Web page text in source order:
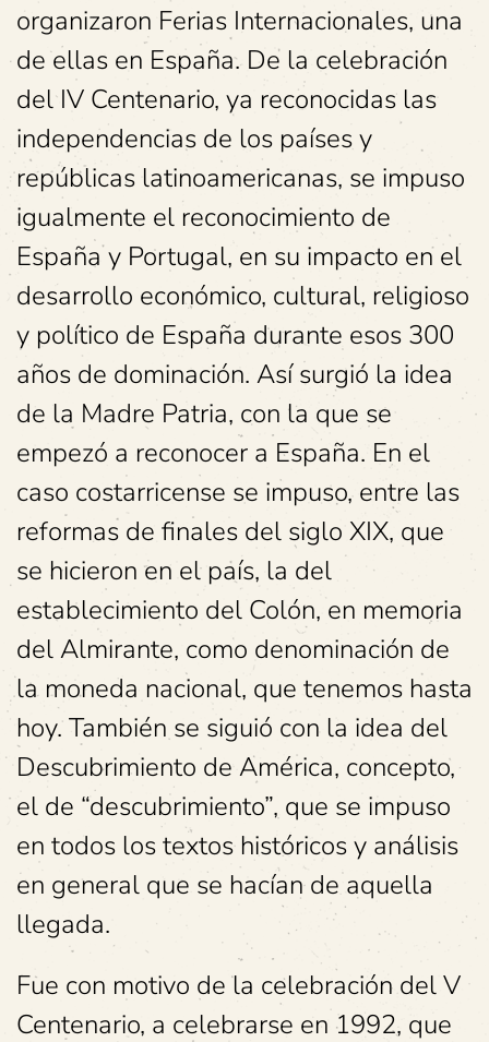
organizaron Ferias Internacionales, una
de ellas en España. De la celebración
del IV Centenario, ya reconocidas las
independencias de los países y
repúblicas latinoamericanas, se impuso
igualmente el reconocimiento de
España y Portugal, en su impacto en el
desarrollo económico, cultural, religioso
y político de España durante esos 300
años de dominación. Así surgió la idea
de la Madre Patria, con la que se
empezó a reconocer a España. En el
caso costarricense se impuso, entre las
reformas de finales del siglo XIX, que
se hicieron en el país, la del
establecimiento del Colón, en memoria
del Almirante, como denominación de
la moneda nacional, que tenemos hasta
hoy. También se siguió con la idea del
Descubrimiento de América, concepto,
el de “descubrimiento”, que se impuso
en todos los textos históricos y análisis
en general que se hacían de aquella
llegada.
Fue con motivo de la celebración del V
Centenario, a celebrarse en 1992, que